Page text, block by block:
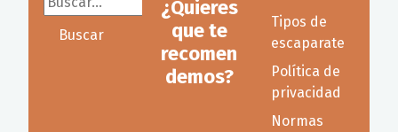
Buscar
¿Quieres
que te
recomen
demos?
Tipos de
escaparate
Política de
privacidad
Normas